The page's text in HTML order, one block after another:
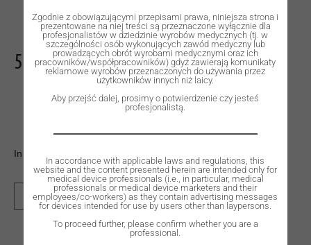
500,00zł
In stock
ADD TO CART
Zgodnie z obowiązującymi przepisami prawa, niniejsza strona i
prezentowane na niej treści są przeznaczone wyłącznie dla
profesjonalistów w dziedzinie wyrobów medycznych (tj. w
szczególności osób wykonujących zawód medyczny lub
prowadzących obrót wyrobami medycznymi oraz ich
pracowników/współpracowników) gdyż zawierają komunikaty
reklamowe wyrobów przeznaczonych do używania przez
użytkowników innych niż laicy.
Aby przejść dalej, prosimy o potwierdzenie czy jesteś
profesjonalistą.
In accordance with applicable laws and regulations, this
website and the content presented herein are intended only for
medical device professionals (i.e., in particular, medical
professionals or medical device marketers and their
employees/co-workers) as they contain advertising messages
for devices intended for use by users other than laypersons.
To proceed further, please confirm whether you are a
professional.